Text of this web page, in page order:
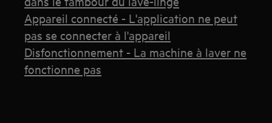
Appareil connecté - L'application ne peut
pas se connecter à l'appareil
Disfonctionnement - La machine à laver ne
fonctionne pas